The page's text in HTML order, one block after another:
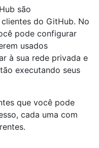
são
do GitHub. No
pode configurar
usados
à sua rede privada e
executando seus
que você pode
cada uma com